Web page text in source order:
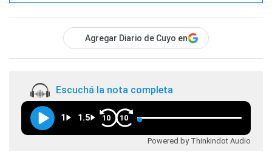
Agregar Diario de Cuyo en
Escuchá la nota completa
1 1.5 10 10
Powered by Thinkindot Audio